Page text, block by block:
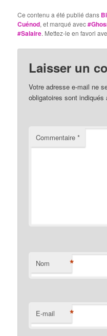
Ce contenu a été publié dans
Cuénod, et marqué avec
#Salaire. Mettez-le en favori
Laisser un
Votre adresse e-mail ne
obligatoires sont
Commentaire*
Nom *
E-mail *